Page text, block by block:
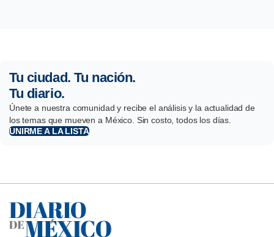
Tu ciudad. Tu nación.
Tu diario.
Únete a nuestra comunidad y recibe el análisis y la actualidad de
los temas que mueven a México. Sin costo, todos los días.
UNIRME A LA LISTA